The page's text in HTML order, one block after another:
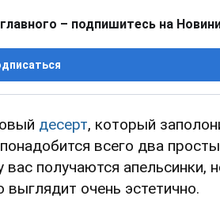
– подпишитесь на
десерт, который
всего два
вас получаются апельсинки,
очень эстетично.